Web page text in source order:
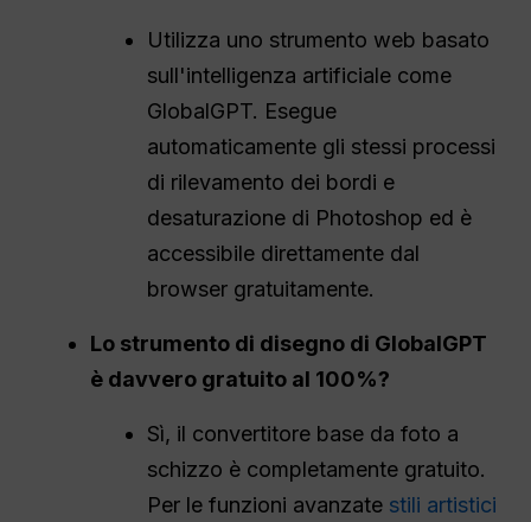
Utilizza uno strumento web basato
sull'intelligenza artificiale come
GlobalGPT. Esegue
automaticamente gli stessi processi
di rilevamento dei bordi e
desaturazione di Photoshop ed è
accessibile direttamente dal
browser gratuitamente.
Lo strumento di disegno di GlobalGPT
è davvero gratuito al 100%?
Sì, il convertitore base da foto a
schizzo è completamente gratuito.
Per le funzioni avanzate stili artistici